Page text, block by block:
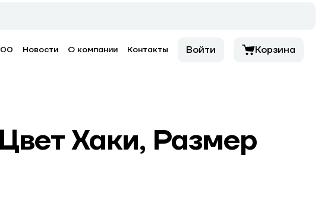
Новости О компании Контакты Войти Корзина
Хаки, Размер